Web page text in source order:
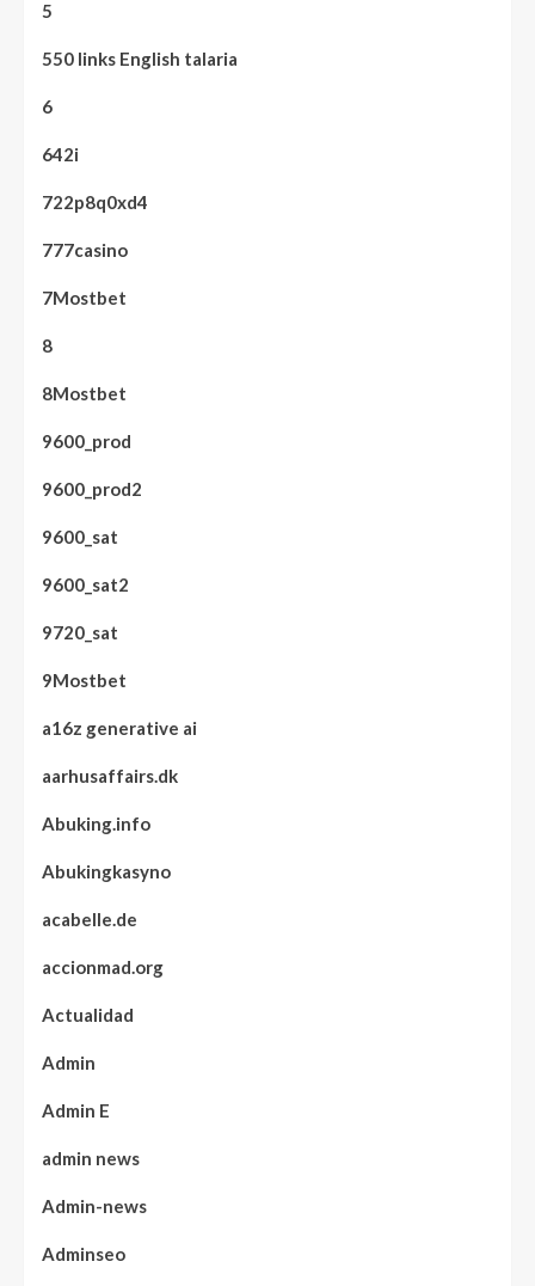
5
550 links English talaria
6
642i
722p8q0xd4
777casino
7Mostbet
8
8Mostbet
9600_prod
9600_prod2
9600_sat
9600_sat2
9720_sat
9Mostbet
a16z generative ai
aarhusaffairs.dk
Abuking.info
Abukingkasyno
acabelle.de
accionmad.org
Actualidad
Admin
Admin E
admin news
Admin-news
Adminseo